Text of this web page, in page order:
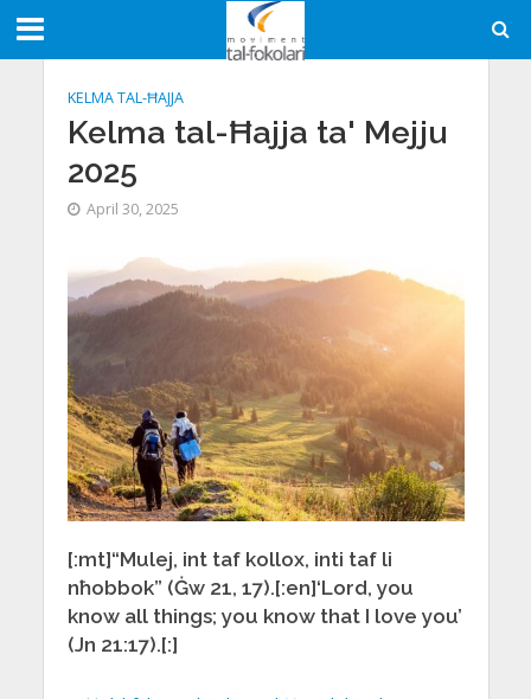
KELMA TAL-ĦAJJA
Kelma tal-Ħajja ta' Mejju
2025
April 30, 2025
[:mt]“Mulej, int taf kollox, inti taf li
nħobbok” (Ġw 21, 17).[:en]‘Lord, you
know all things; you know that I love you’
(Jn 21:17).[:]